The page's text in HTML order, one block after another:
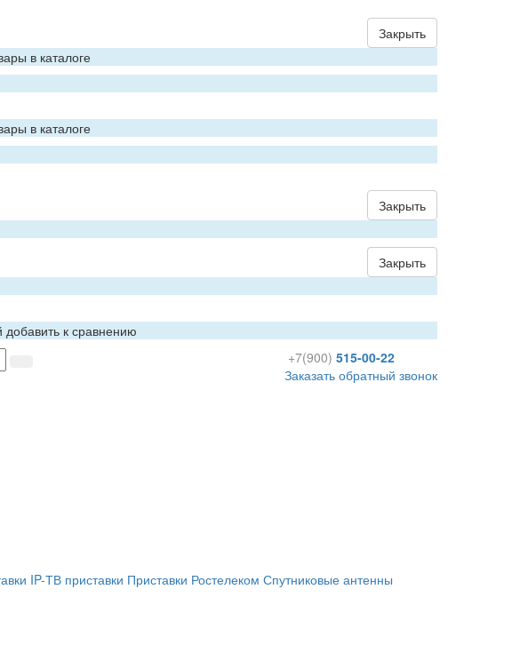
Закрыть
в каталоге
в каталоге
Закрыть
Закрыть
добавить к сравнению
+7(900) 515-00-22
Заказать обратный звонок
IP-ТВ приставки Приставки Ростелеком Спутниковые антенны